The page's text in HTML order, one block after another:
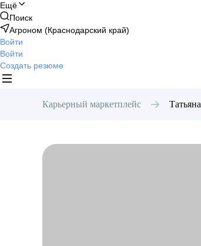
Ещё
Поиск
Агроном (Краснодарский край)
Войти
Войти
Создать резюме
Карьерный маркетплейс Татьяна